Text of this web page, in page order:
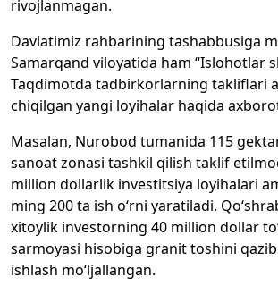
rivojlanmagan.
Davlatimiz rahbarining tashabbusiga
Samarqand viloyatida ham “Islohotlar
Taqdimotda tadbirkorlarning takliflari
chiqilgan yangi loyihalar haqida
Masalan, Nurobod tumanida 115
sanoat zonasi tashkil qilish taklif
million dollarlik investitsiya loyihalari
ming 200 ta ish o‘rni yaratiladi.
xitoylik investorning 40 million dollar
sarmoyasi hisobiga granit toshini
ishlash mo‘ljallangan.